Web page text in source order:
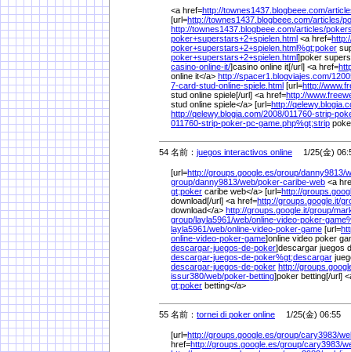
<a href=http://townes1437.blogbeee.com/
[url=http://townes1437.blogbeee.com/articles/
http://townes1437.blogbeee.com/articles/
poker+superstars+2+spielen.html <a href=
poker+superstars+2+spielen.html%gt;poker
poker+superstars+2+spielen.html]poker
casino-online-it/]casino online it[/url] <a href=
online it</a> http://spacer1.blogviajes.com/
7-card-stud-online-spiele.html [url=http://
stud online spiele[/url] <a href=http://
stud online spiele</a> [url=http://
http://qelewy.blogia.com/2008/011760-strip-
011760-strip-poker-pc-game.php%gt;strip
54 名前： juegos interactivos online 1/25(金)
[url=http://groups.google.es/group/danny9813/
group/danny9813/web/poker-caribe-web <a
gt;poker caribe web</a> [url=http://
download[/url] <a href=http://groups.google.it/
download</a> http://groups.google.it/group/
group/layla5961/web/online-video-poker-
layla5961/web/online-video-poker-game [url=
online-video-poker-game]online video poker
descargar-juegos-de-poker]descargar juegos
descargar-juegos-de-poker%gt;descargar
descargar-juegos-de-poker http://
issur380/web/poker-betting]poker betting[/url]
gt;poker betting</a>
55 名前： tornei di poker online 1/25(金) 06:55
[url=http://groups.google.es/group/cary3983/
href=http://groups.google.es/group/cary3983/